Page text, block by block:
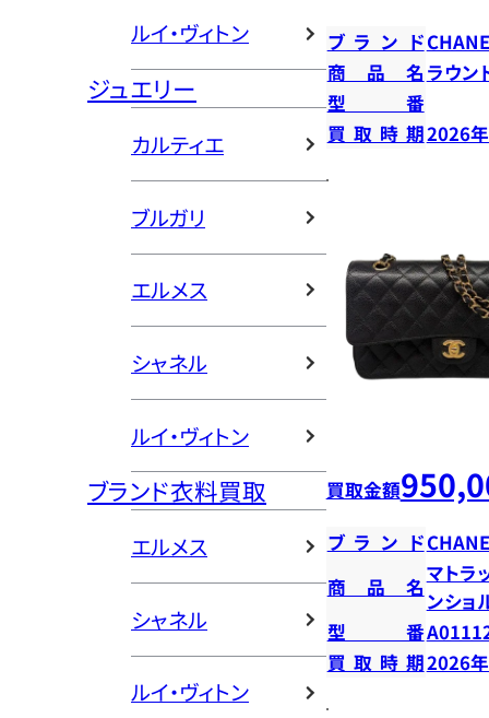
ルイ・ヴィトン
ジュエリー
カルティエ
ブルガリ
エルメス
シャネル
ルイ・ヴィトン
ブランド衣料買取
エルメス
シャネル
ルイ・ヴィトン
ブランド
商品名 ラウン
型番
買取時期2026
買取金額
ブランド
商品名
マトラ
ンショ
型番
買取時期2026